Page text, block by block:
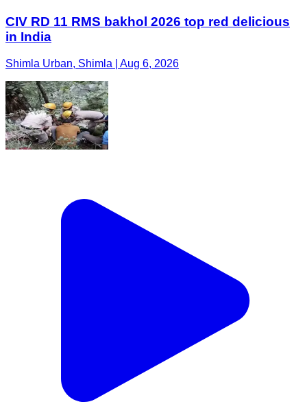
चंबा में दर्दनाक हादसा: 100 मीटर गहरी खाई में गिरी कार, दो लोगों
की मौत हिमाचल प्रदेश के जिला चंबा में बुधवार देर रात एक दर्दनाक